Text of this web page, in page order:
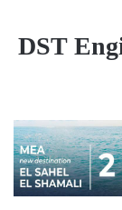
DST